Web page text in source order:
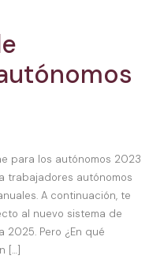
para los autónomos 2023
trabajadores autónomos
A continuación, te
al nuevo sistema de
2025. Pero ¿En qué
[…]